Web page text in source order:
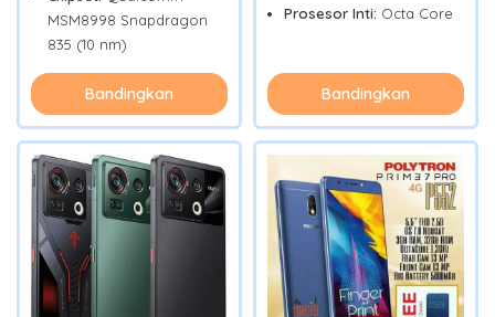
MSM8998 Snapdragon
835 (10 nm)
Bandingkan
Prosesor Inti: Octa Core
Bandingkan